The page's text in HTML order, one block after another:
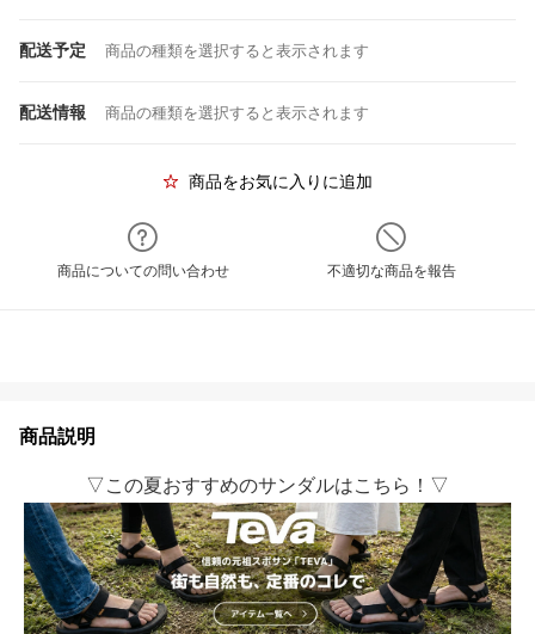
配送予定 商品の種類を選択すると表示されます
配送情報 商品の種類を選択すると表示されます
商品をお気に入りに追加
商品についての問い合わせ 不適切な商品を報告
商品説明
▽この夏おすすめのサンダルはこちら！▽